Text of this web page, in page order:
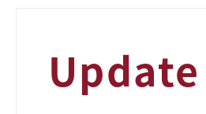
Update